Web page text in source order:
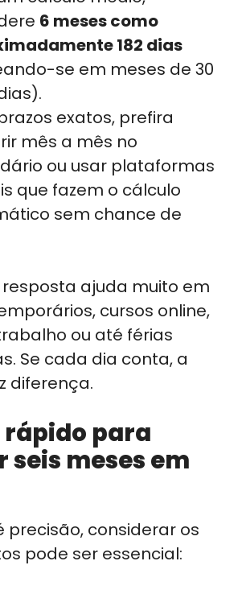
6 meses como
182 dias
se em meses de 30
exatos, prefira
mês a mês no
ou usar plataformas
que fazem o cálculo
sem chance de
ajuda muito em
cursos online,
ou até férias
Se cada dia conta, a
diferença.
rápido para
meses em
precisão, considerar os
pode ser essencial: